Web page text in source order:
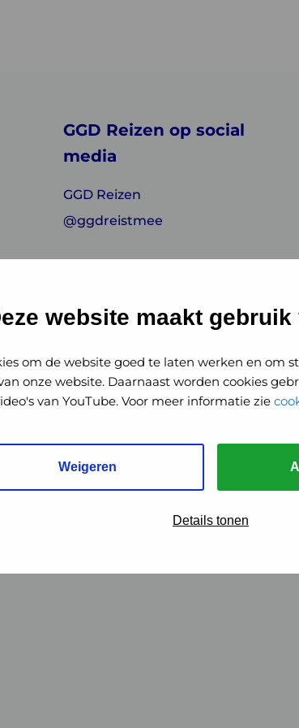
website maakt
om de website goed te laten werken en om
onze website. Daarnaast worden cookies
van YouTube. Voor meer informatie zie
Weigeren
Details tonen
GGD Reizen op social
media
GGD Reizen
@ggdreistmee